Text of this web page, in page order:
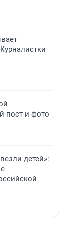
пост и фото
детей»: